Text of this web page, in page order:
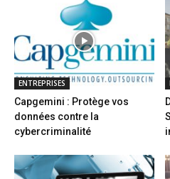
ENTREPRISES
Capgemini : Protège vos
données contre la
cybercriminalité